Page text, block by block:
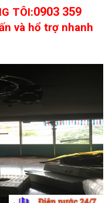
TÔI:0903 359
và hổ trợ nhanh